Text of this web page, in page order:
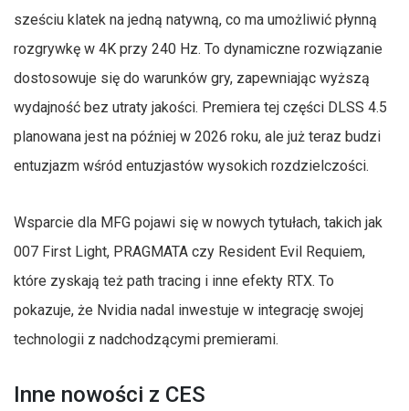
sześciu klatek na jedną natywną, co ma umożliwić płynną
rozgrywkę w 4K przy 240 Hz. To dynamiczne rozwiązanie
dostosowuje się do warunków gry, zapewniając wyższą
wydajność bez utraty jakości. Premiera tej części DLSS 4.5
planowana jest na później w 2026 roku, ale już teraz budzi
entuzjazm wśród entuzjastów wysokich rozdzielczości.
Wsparcie dla MFG pojawi się w nowych tytułach, takich jak
007 First Light, PRAGMATA czy Resident Evil Requiem,
które zyskają też path tracing i inne efekty RTX. To
pokazuje, że Nvidia nadal inwestuje w integrację swojej
technologii z nadchodzącymi premierami.
Inne nowości z CES